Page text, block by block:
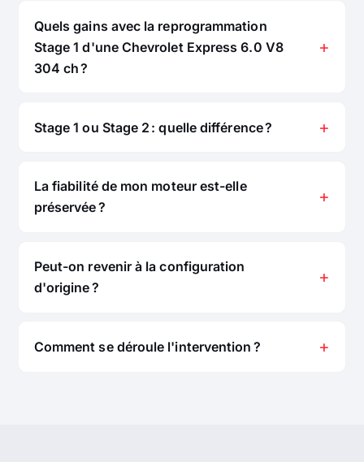
Quels gains avec la reprogrammation
Stage 1 d'une Chevrolet Express 6.0 V8
304 ch ?
Stage 1 ou Stage 2 : quelle différence ?
La fiabilité de mon moteur est-elle
préservée ?
Peut-on revenir à la configuration
d'origine ?
Comment se déroule l'intervention ?